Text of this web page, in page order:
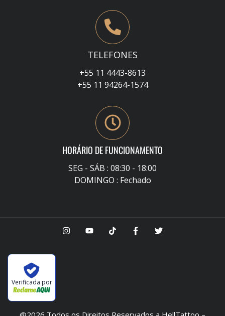
TELEFONES
+55 11 4443-8613
+55 11 94264-1574
HORÁRIO DE FUNCIONAMENTO
SEG - SÁB : 08:30 - 18:00
DOMINGO : Fechado
Verificada por